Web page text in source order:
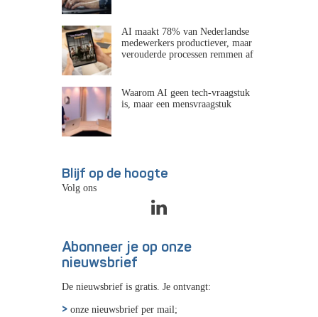
AI maakt 78% van Nederlandse
medewerkers productiever, maar
verouderde processen remmen af
Waarom AI geen tech-vraagstuk
is, maar een mensvraagstuk
Blijf op de hoogte
Volg ons
Abonneer je op onze
nieuwsbrief
De nieuwsbrief is gratis. Je ontvangt:
onze nieuwsbrief per mail;